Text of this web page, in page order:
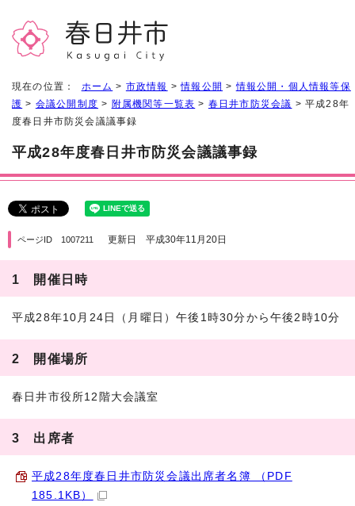
現在の位置： ホーム > 市政情報 >情報公開 >情報公開・個人情報等保
護 > 会議公開制度 > 附属機関等一覧表 > 春日井市防災会議 > 平成28年
度春日井市防災会議議事録
平成28年度春日井市防災会議議事録
ページID 1007211 更新日 平成30年11月20日
1 開催日時
平成28年10月24日（月曜日）午後1時30分から午後2時10分
2 開催場所
春日井市役所12階大会議室
3 出席者
平成28年度春日井市防災会議出席者名簿 （PDF
185.1KB）